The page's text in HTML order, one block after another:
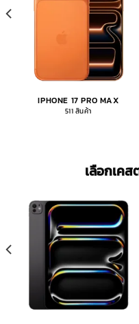
IPHONE 17 PRO MAX
511 สินค้า
เลือกเค